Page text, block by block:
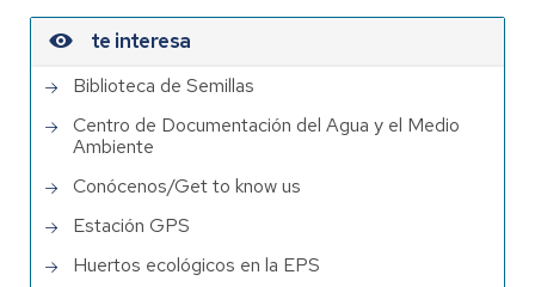
te interesa
Biblioteca de Semillas
Centro de Documentación del Agua y el Medio
Ambiente
Conócenos/Get to know us
Estación GPS
Huertos ecológicos en la EPS